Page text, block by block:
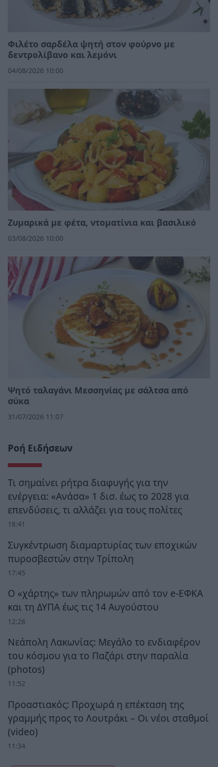
Φιλέτο σαρδέλα ψητή στον φούρνο με
δεντρολίβανο και λεμόνι
04/08/2026 10:00
Ζυμαρικά με φέτα, ντοματίνια και βασιλικό
03/08/2026 10:00
Ψητό ταλαγάνι Μεσσηνίας με σάλτσα από
σύκα
31/07/2026 11:07
Ροή Ειδήσεων
Τι σημαίνει ρήτρα διαφυγής για την
ενέργεια: «Ανάσα» 1 δισ. έως το 2028 για
επενδύσεις, τι αλλάζει για τους πολίτες
18:41
Συγκέντρωση διαμαρτυρίας των εποχικών
πυροσβεστών στην Τρίπολη
17:45
Ο «χάρτης» των πληρωμών από τον e-ΕΦΚΑ
και τη ΔΥΠΑ έως τις 14 Αυγούστου
12:28
Νεάπολη Λακωνίας: Μεγάλο το ενδιαφέρον
του κόσμου για το Παζάρι στην παραλία
(photos)
11:52
Προαστιακός: Προχωρά η επέκταση της
γραμμής προς το Λουτράκι – Οι νέοι σταθμοί
(video)
11:34